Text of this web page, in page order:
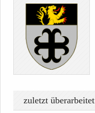
zuletzt überarbeitet